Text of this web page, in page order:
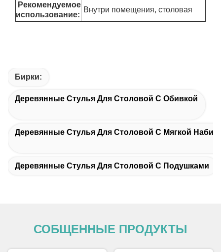
Рекомендуемое
использование:
Внутри помещения, столовая
Бирки:
Деревянные Стулья Для Столовой С Обивкой
Деревянные Стулья Для Столовой С Мягкой
Деревянные Стулья Для Столовой С Подушками
СОБЩЕННЫЕ ПРОДУКТЫ